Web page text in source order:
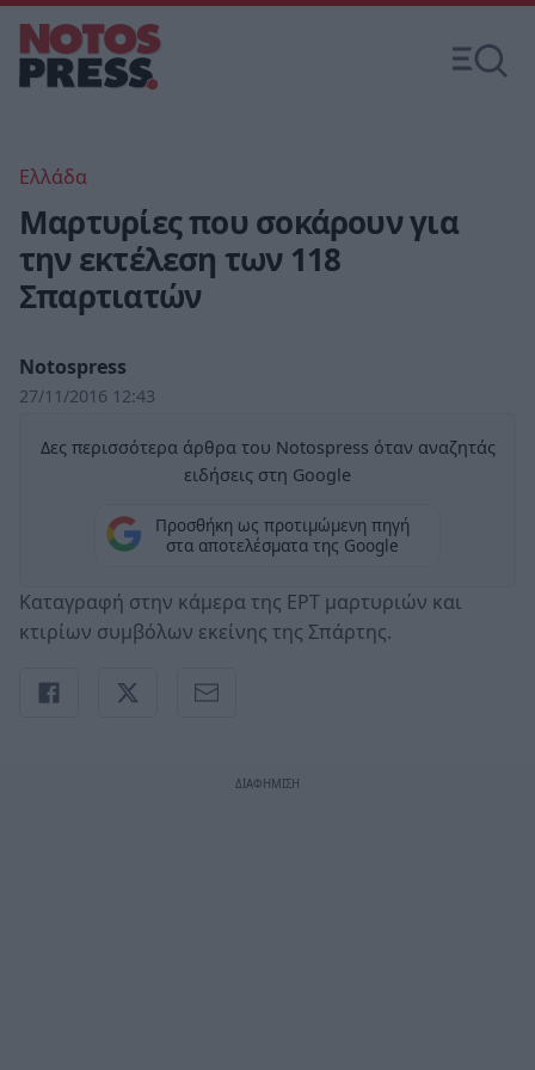
Ελλάδα
Μαρτυρίες που σοκάρουν για
την εκτέλεση των 118
Σπαρτιατών
Notospress
27/11/2016 12:43
Δες περισσότερα άρθρα του Notospress όταν αναζητάς
ειδήσεις στη Google
Προσθήκη ως προτιμώμενη πηγή
στα αποτελέσματα της Google
Καταγραφή στην κάμερα της ΕΡΤ μαρτυριών και
κτιρίων συμβόλων εκείνης της Σπάρτης.